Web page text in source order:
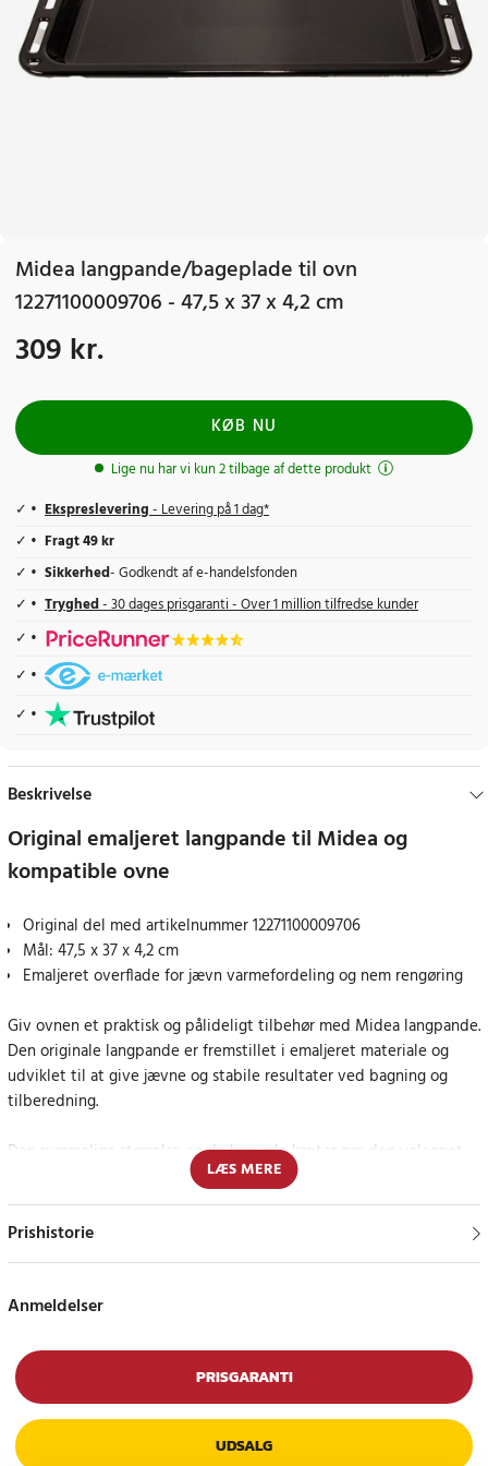
Midea langpande/bageplade til ovn
12271100009706 - 47,5 x 37 x 4,2 cm
Pris:309 kr.
309 kr.
KØB NU
Lige nu har vi kun 2 tilbage af dette produkt
Ekspreslevering- Levering på 1 dag*
Fragt 49 kr
Sikkerhed- Godkendt af e-handelsfonden
Tryghed- 30 dages prisgaranti - Over 1 million tilfredse kunder
Beskrivelse
Original emaljeret langpande til Midea og
kompatible ovne
Original del med artikelnummer 12271100009706
Mål: 47,5 x 37 x 4,2 cm
Emaljeret overflade for jævn varmefordeling og nem rengøring
Giv ovnen et praktisk og pålideligt tilbehør med Midea langpande.
Den originale langpande er fremstillet i emaljeret materiale og
udviklet til at give jævne og stabile resultater ved bagning og
tilberedning.
Den rummelige størrelse og de hævede kanter gør den velegnet
til retter med væske, som gratiner, ovnretter og grøntsager. Den
emaljerede overflade hjælper med at fordele varmen jævnt og gør
rengøringen lettere efter brug.
Midea samt kompatible modeller fra blandt andet Elvita, Ikea,
Thomson og Goodhome. Som original del er den designet til
korrekt pasform og sikker brug.
Specifikationer
LÆS MERE
Prishistorie
Anmeldelser
PRISGARANTI
UDSALG